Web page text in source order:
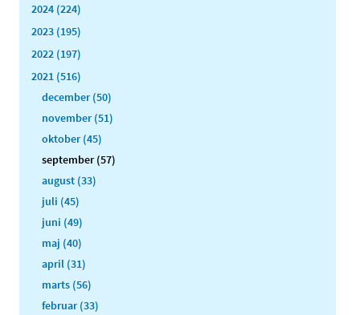
2024 (224)
2023 (195)
2022 (197)
2021 (516)
december (50)
november (51)
oktober (45)
september (57)
august (33)
juli (45)
juni (49)
maj (40)
april (31)
marts (56)
februar (33)